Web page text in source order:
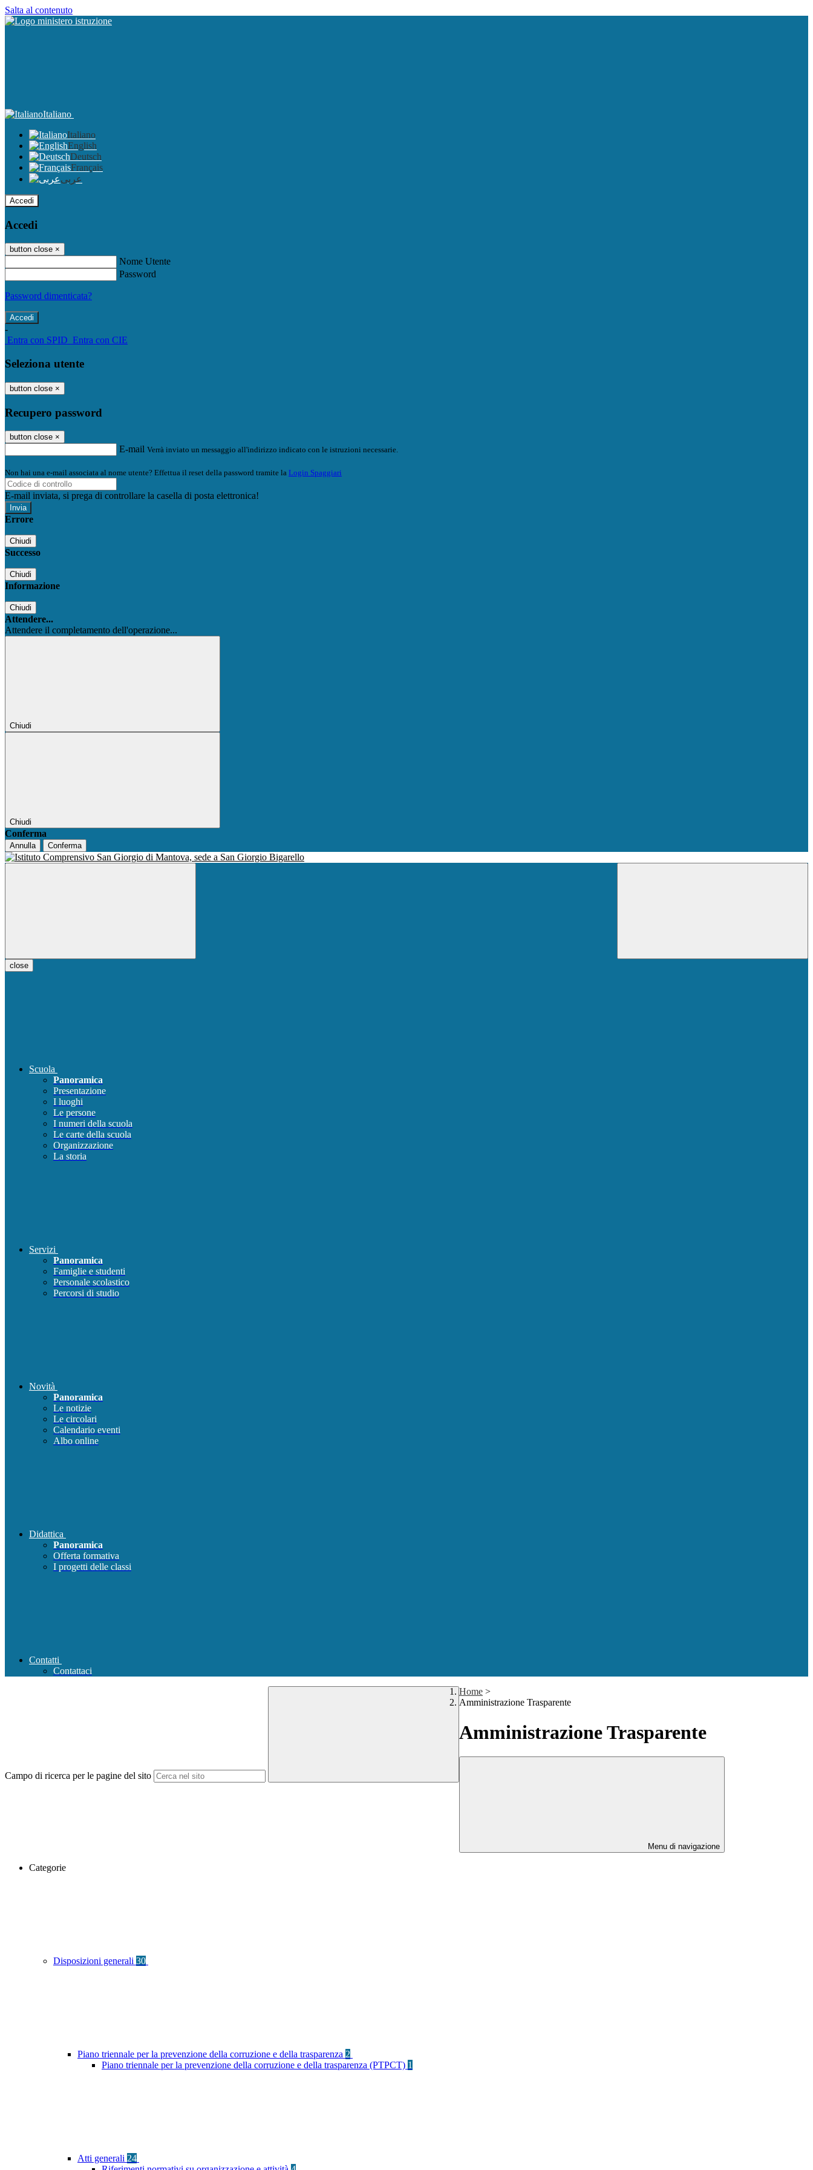
Salta al contenuto
Italiano
Italiano
English
Deutsch
Français
عربى
Accedi
Accedi
button close ×
Nome Utente
Password
Password dimenticata?
-
Entra con SPID Entra con CIE
Seleziona utente
button close ×
Recupero password
button close ×
E-mail Verrà inviato un messaggio all'indirizzo indicato con le istruzioni necessarie.
Non hai una e-mail associata al nome utente? Effettua il reset della password tramite la Login Spaggiari
E-mail inviata, si prega di controllare la casella di posta elettronica!
Errore
Chiudi
Successo
Chiudi
Informazione
Chiudi
Attendere...
Attendere il completamento dell'operazione...
Chiudi
Chiudi
Conferma
Annulla Conferma
close
Scuola
Panoramica
Presentazione
I luoghi
Le persone
I numeri della scuola
Le carte della scuola
Organizzazione
La storia
Servizi
Panoramica
Famiglie e studenti
Personale scolastico
Percorsi di studio
Novità
Panoramica
Le notizie
Le circolari
Calendario eventi
Albo online
Didattica
Panoramica
Offerta formativa
I progetti delle classi
Contatti
Contattaci
Campo di ricerca per le pagine del sito
Home >
Amministrazione Trasparente
Amministrazione Trasparente
Menu di navigazione
Categorie
Disposizioni generali 30
Piano triennale per la prevenzione della corruzione e della trasparenza 2
Piano triennale per la prevenzione della corruzione e della trasparenza (PTPCT) 1
Atti generali 24